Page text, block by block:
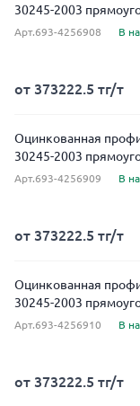
30245-2003
Арт.693-4256908 В
от 373222.5 тг/т
Оцинкованная
30245-2003
Арт.693-4256909 В
от 373222.5 тг/т
Оцинкованная
30245-2003
Арт.693-4256910 В
от 373222.5 тг/т